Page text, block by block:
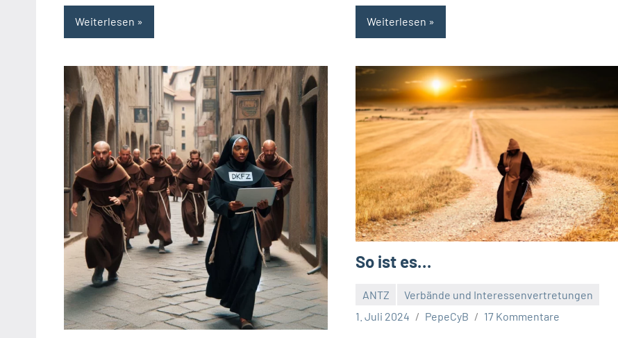
Weiterlesen Weiterlesen
So ist es…
ANTZ
Verbände und Interessenvertretungen
1. Juli 2024
PepeCyB 17 Kommentare